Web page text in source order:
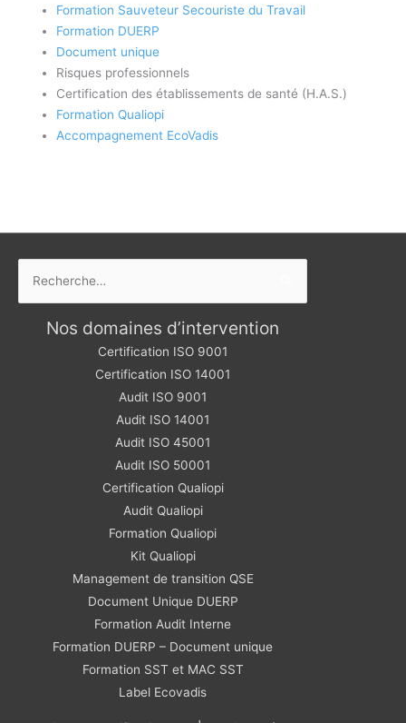
Formation Sauveteur Secouriste du Travail
Formation DUERP
Document unique
Risques professionnels
Certification des établissements de santé (H.A.S.)
Formation Qualiopi
Accompagnement EcoVadis
Nos domaines d’intervention
Certification ISO 9001
Certification ISO 14001
Audit ISO 9001
Audit ISO 14001
Audit ISO 45001
Audit ISO 50001
Certification Qualiopi
Audit Qualiopi
Formation Qualiopi
Kit Qualiopi
Management de transition QSE
Document Unique DUERP
Formation Audit Interne
Formation DUERP – Document unique
Formation SST et MAC SST
Label Ecovadis